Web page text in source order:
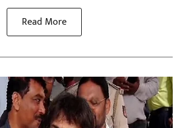
Read More